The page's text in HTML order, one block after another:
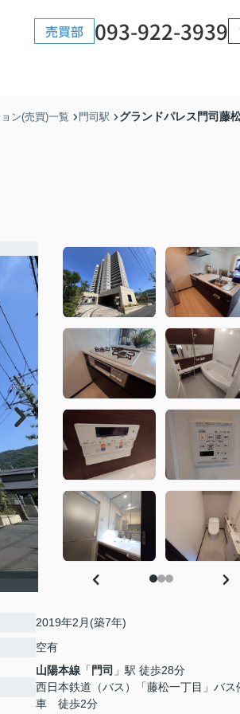
売買部 093-922-3939
ン(売買)一覧 門司駅 グランドパレス門司藤
2019年2月(築7年)
空有
山陽本線 「 門司 」駅 徒歩28分
西日本鉄道（バス）「藤松一丁目」バス
車 徒歩2分